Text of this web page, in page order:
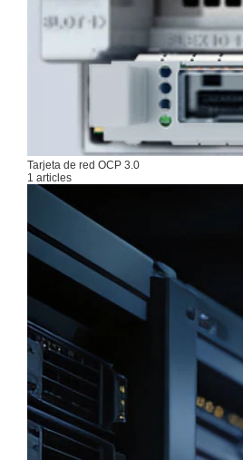
Tarjeta de red OCP 3.0
1 articles